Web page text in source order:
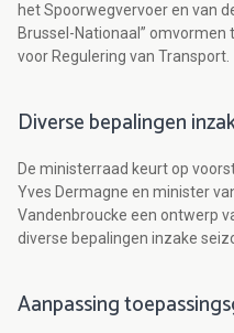
het Spoorwegvervoer en van
Brussel-Nationaal”
voor Regulering van Transport.
Diverse bepalingen
De ministerraad keurt op
Yves Dermagne en minister
Vandenbroucke een ontwerp
diverse bepalingen inzake
Aanpassing